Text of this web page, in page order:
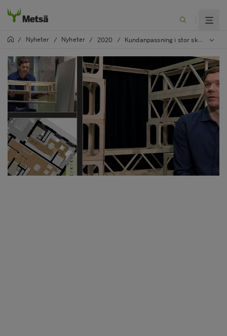
/ Nyheter / Nyheter / 2020 / Kundanpassning i stor skala ger effektivare och mer hållbart byggande